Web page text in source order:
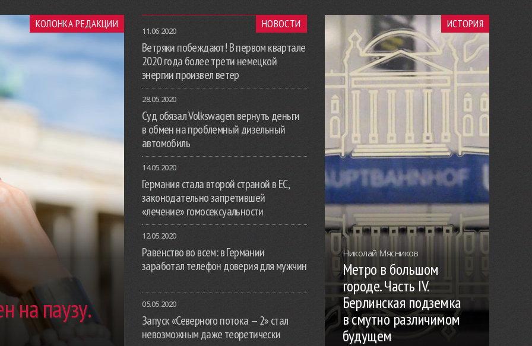
КОЛОНКА РЕДАКЦИИ
на паузу.
НОВОСТИ
11.06.2020
Ветряки побеждают! В первом квартале
2020 года более трети немецкой
энергии произвел ветер
28.05.2020
Суд обязал Volkswagen вернуть деньги
в обмен на проблемный дизельный
автомобиль
14.05.2020
Германия стала второй страной в ЕС,
законодательно запретившей
«лечение» гомосексуальности
12.05.2020
Равенство во всем: в Германии
заработал телефон доверия для мужчин
05.05.2020
Запуск «Северного потока — 2» стал
невозможным даже теоретически
ИСТОРИЯ
Николай Мясников
Метро в большом
городе. Часть IV.
Берлинская подземка
в смутно различимом
будущем